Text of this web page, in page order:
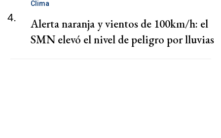
4.
Clima
Alerta naranja y vientos de 100km/h: el
SMN elevó el nivel de peligro por lluvias